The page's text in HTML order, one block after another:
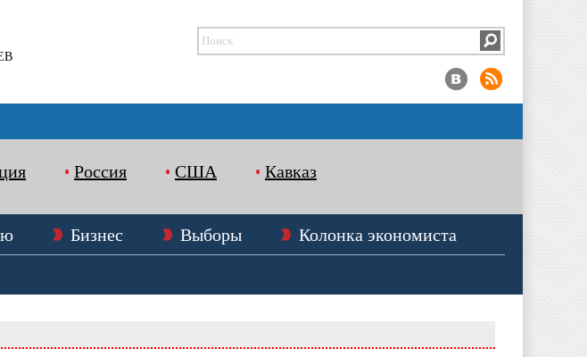
Россия США Кавказ
Бизнес Выборы
Колонка экономиста